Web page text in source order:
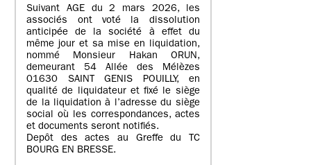
Suivant AGE du 2 mars 2026, les
associés ont voté la dissolution
anticipée de la société à effet du
même jour et sa mise en liquidation,
nommé Monsieur Hakan ORUN,
demeurant 54 Allée des Mélèzes
01630 SAINT GENIS POUILLY, en
qualité de liquidateur et fixé le siège
de la liquidation à l’adresse du siège
social où les correspondances, actes
et documents seront notifiés.
Depôt des actes au Greffe du TC
BOURG EN BRESSE.